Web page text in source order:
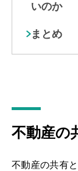
いのか
まとめ
不動産の
不動産の共有